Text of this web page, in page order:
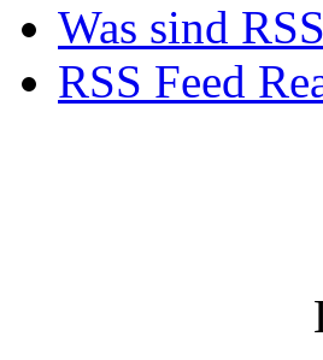
Was sind
RSS Feed